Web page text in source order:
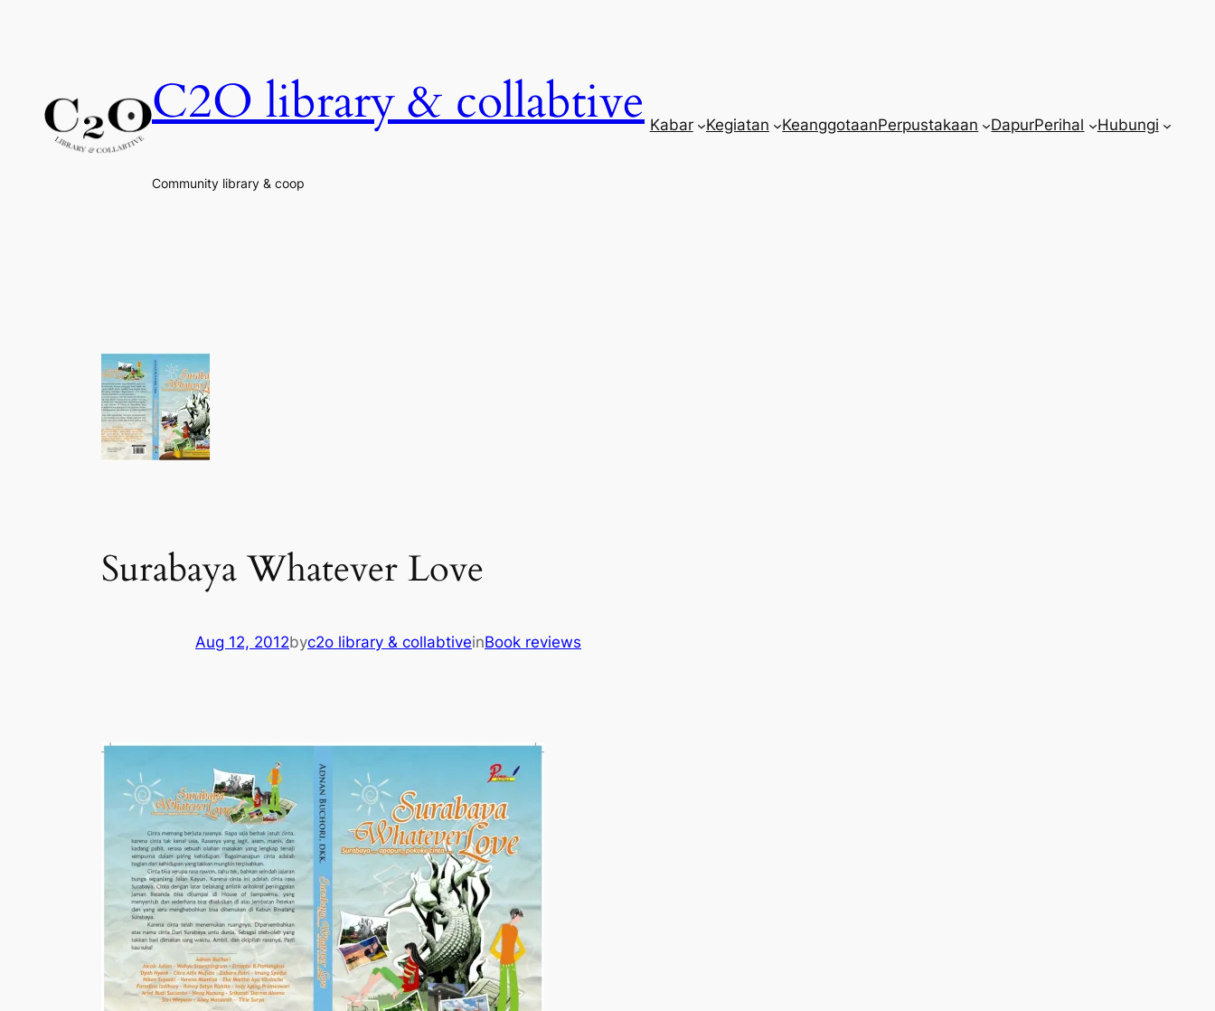
C2O library & collabtive
Community library & coop
Kabar Kegiatan KeanggotaanPerpustakaan DapurPerihal Hubungi
Surabaya Whatever Love
Aug 12, 2012byc2o library & collabtiveinBook reviews